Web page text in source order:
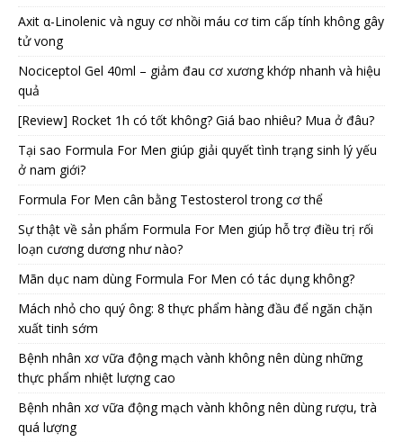
Axit α-Linolenic và nguy cơ nhồi máu cơ tim cấp tính không gây
tử vong
Nociceptol Gel 40ml – giảm đau cơ xương khớp nhanh và hiệu
quả
[Review] Rocket 1h có tốt không? Giá bao nhiêu? Mua ở đâu?
Tại sao Formula For Men giúp giải quyết tình trạng sinh lý yếu
ở nam giới?
Formula For Men cân bằng Testosterol trong cơ thể
Sự thật về sản phẩm Formula For Men giúp hỗ trợ điều trị rối
loạn cương dương như nào?
Mãn dục nam dùng Formula For Men có tác dụng không?
Mách nhỏ cho quý ông: 8 thực phẩm hàng đầu để ngăn chặn
xuất tinh sớm
Bệnh nhân xơ vữa động mạch vành không nên dùng những
thực phẩm nhiệt lượng cao
Bệnh nhân xơ vữa động mạch vành không nên dùng rượu, trà
quá lượng